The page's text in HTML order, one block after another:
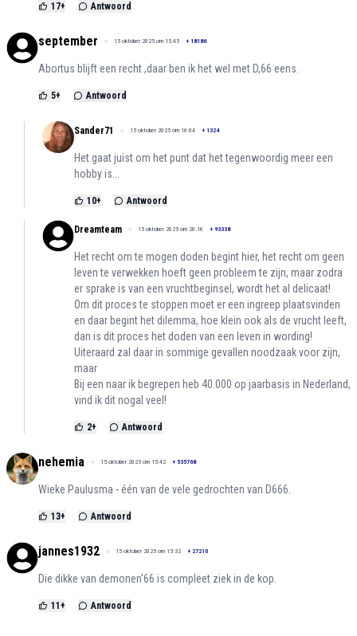
17+ Antwoord
september 15 oktober 2025 om 15:45 + 18186
Abortus blijft een recht ,daar ben ik het wel met D,66 eens.
5+ Antwoord
Sander71 15 oktober 2025 om 16:04 + 1324
Het gaat juist om het punt dat het tegenwoordig meer een
hobby is...
10+ Antwoord
Dreamteam 15 oktober 2025 om 20:16 + 93338
Het recht om te mogen doden begint hier, het recht om geen
leven te verwekken hoeft geen probleem te zijn, maar zodra
er sprake is van een vruchtbeginsel, wordt het al delicaat!
Om dit proces te stoppen moet er een ingreep plaatsvinden
en daar begint het dilemma, hoe klein ook als de vrucht leeft,
dan is dit proces het doden van een leven in wording!
Uiteraard zal daar in sommige gevallen noodzaak voor zijn,
maar
Bij een naar ik begrepen heb 40.000 op jaarbasis in Nederland,
vind ik dit nogal veel!
2+ Antwoord
nehemia 15 oktober 2025 om 15:42 + 535768
Wieke Paulusma - één van de vele gedrochten van D666.
13+ Antwoord
jannes1932 15 oktober 2025 om 15:32 + 27210
Die dikke van demonen'66 is compleet ziek in de kop.
11 + Antwoord